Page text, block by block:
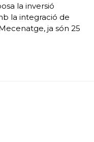
la inversió
la integració de
ja són 25